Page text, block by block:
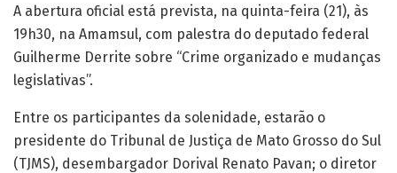
A abertura oficial está prevista, na quinta-feira (21), às
19h30, na Amamsul, com palestra do deputado federal
Guilherme Derrite sobre “Crime organizado e mudanças
legislativas”.
Entre os participantes da solenidade, estarão o
presidente do Tribunal de Justiça de Mato Grosso do Sul
(TJMS), desembargador Dorival Renato Pavan; o diretor